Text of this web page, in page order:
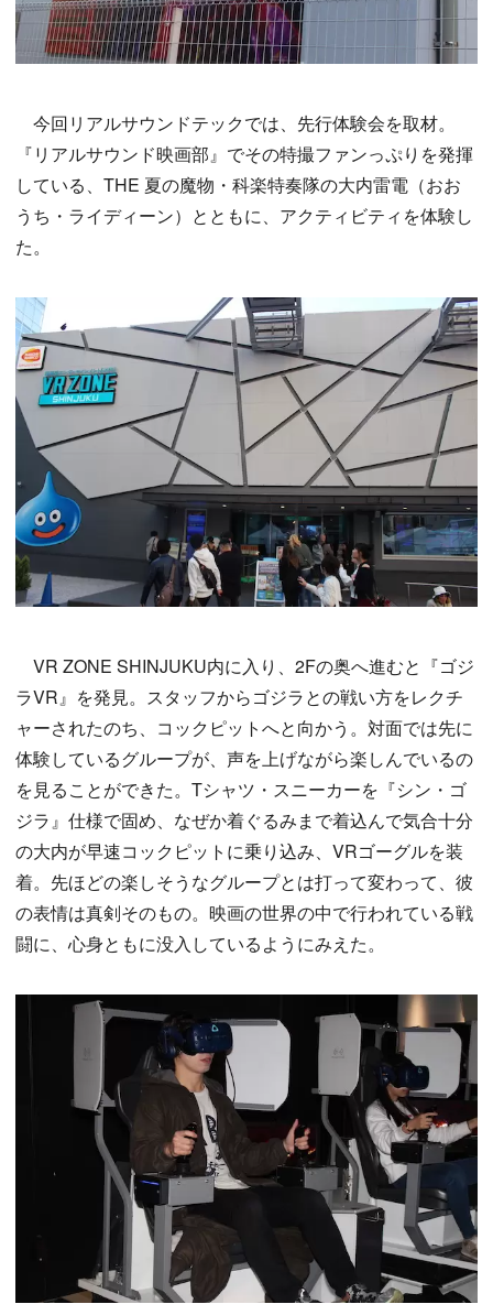
今回リアルサウンドテックでは、先行体験会を取材。
『リアルサウンド映画部』でその特撮ファンっぷりを発揮
している、THE 夏の魔物・科楽特奏隊の大内雷電（おお
うち・ライディーン）とともに、アクティビティを体験し
た。
VR ZONE SHINJUKU内に入り、2Fの奥へ進むと『ゴジ
ラVR』を発見。スタッフからゴジラとの戦い方をレクチ
ャーされたのち、コックピットへと向かう。対面では先に
体験しているグループが、声を上げながら楽しんでいるの
を見ることができた。Tシャツ・スニーカーを『シン・ゴ
ジラ』仕様で固め、なぜか着ぐるみまで着込んで気合十分
の大内が早速コックピットに乗り込み、VRゴーグルを装
着。先ほどの楽しそうなグループとは打って変わって、彼
の表情は真剣そのもの。映画の世界の中で行われている戦
闘に、心身ともに没入しているようにみえた。